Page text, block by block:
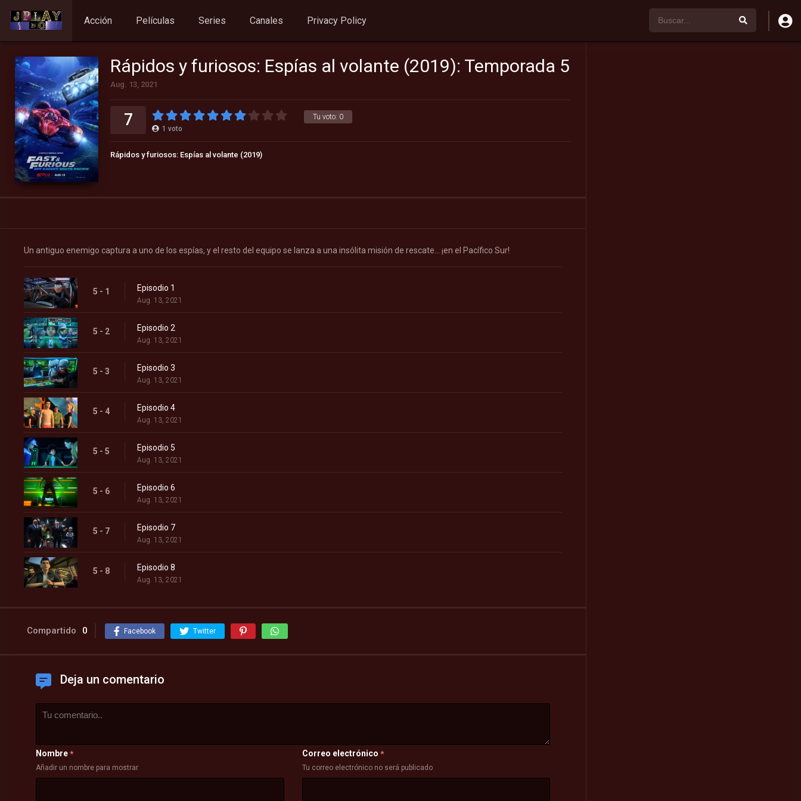
Acción Películas Series Canales Privacy Policy
Rápidos y furiosos: Espías al volante (2019): Temporada 5
Aug. 13, 2021
Tu voto: 0
7 1 voto
Rápidos y furiosos: Espías al volante (2019)
Un antiguo enemigo captura a uno de los espías, y el resto del equipo se lanza a una insólita misión de rescate… ¡en el Pacífico Sur!
5 - 1 Episodio 1
Aug. 13, 2021
5 - 2 Episodio 2
Aug. 13, 2021
5 - 3 Episodio 3
Aug. 13, 2021
5 - 4 Episodio 4
Aug. 13, 2021
5 - 5 Episodio 5
Aug. 13, 2021
5 - 6 Episodio 6
Aug. 13, 2021
5 - 7 Episodio 7
Aug. 13, 2021
5 - 8 Episodio 8
Aug. 13, 2021
Compartido 0 Facebook Twitter
Deja un comentario
Nombre *
Añadir un nombre para mostrar
Correo electrónico *
Tu correo electrónico no será publicado